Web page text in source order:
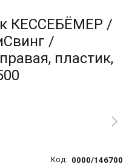
КЕССЕБЁМЕР /
/
пластик,
Код: 0000/146700